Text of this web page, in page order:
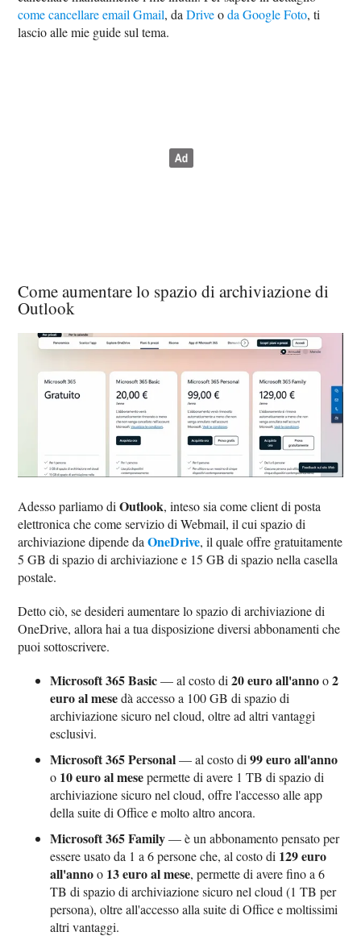
come cancellare email Gmail, daDriveoda Google Foto, ti
lascio alle mie guide sul tema.
Come aumentare lo spazio di archiviazione di
Outlook
Adesso parliamo diOutlook, inteso sia come client di posta
elettronica che come servizio di Webmail, il cui spazio di
archiviazione dipende daOneDrive, il quale offre gratuitamente
5 GB di spazio di archiviazione e 15 GB di spazio nella casella
postale.
Detto ciò, se desideri aumentare lo spazio di archiviazione di
OneDrive, allora hai a tua disposizione diversi abbonamenti che
puoi sottoscrivere.
Microsoft 365 Basic— al costo di20 euro all'annoo2
euro al mesedà accesso a 100 GB di spazio di
archiviazione sicuro nel cloud, oltre ad altri vantaggi
esclusivi.
Microsoft 365 Personal— al costo di99 euro all'anno
o 10 euro al mesepermette di avere 1 TB di spazio di
archiviazione sicuro nel cloud, offre l'accesso alle app
della suite di Office e molto altro ancora.
Microsoft 365 Family— è un abbonamento pensato per
essere usato da 1 a 6 persone che, al costo di 129 euro
all'annoo 13 euro al mese, permette di avere fino a 6
TB di spazio di archiviazione sicuro nel cloud (1 TB per
persona), oltre all'accesso alla suite di Office e moltissimi
altri vantaggi.